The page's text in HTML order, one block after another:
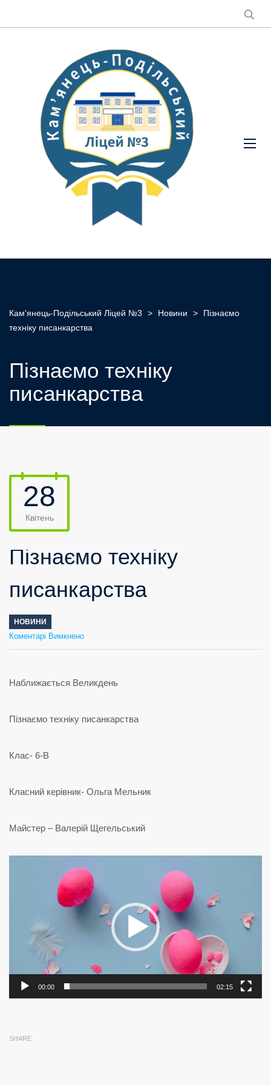
Кам'янець-Подільський Ліцей №3 > Новини >
Пізнаємо
техніку писанкарства
Пізнаємо техніку
писанкарства
28
Квітень
Пізнаємо техніку
писанкарства
НОВИНИ
Коментарі Вимкненодо
Пізнаємо
техніку
Наближається Великдень
Пізнаємо техніку писанкарства
Клас- 6-В
Класний керівник- Ольга Мельник
Майстер – Валерій Щегельський
Відеопрогравач
00:00 02:15
SHARE